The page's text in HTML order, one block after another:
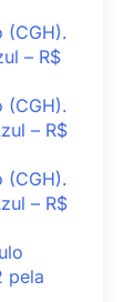
(CGH).
– R$
(CGH).
– R$
(CGH).
– R$
pela